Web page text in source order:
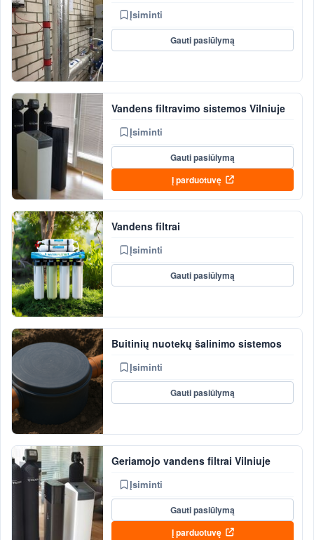
Įsiminti
Gauti pasiūlymą
Vandens filtravimo sistemos Vilniuje
Įsiminti
Gauti pasiūlymą
Į parduotuvę
Vandens filtrai
Įsiminti
Gauti pasiūlymą
Buitinių nuotekų šalinimo sistemos
Įsiminti
Gauti pasiūlymą
Geriamojo vandens filtrai Vilniuje
Įsiminti
Gauti pasiūlymą
Į parduotuvę